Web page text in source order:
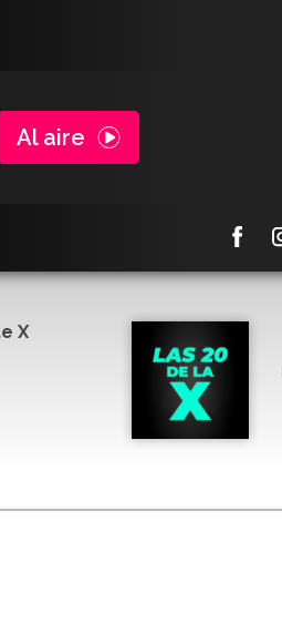
Al aire
X